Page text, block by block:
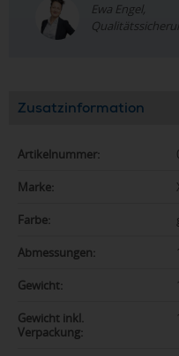
Ewa Engel,
Zusatzinformation
Artikelnummer:
Marke:
Farbe:
Abmessungen:
Gewicht:
Gewicht inkl.
Verpackung: